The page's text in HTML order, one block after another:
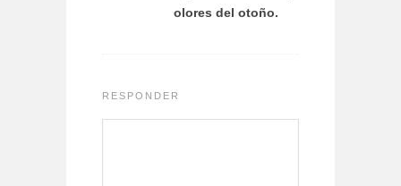
olores del otoño.
RESPONDER